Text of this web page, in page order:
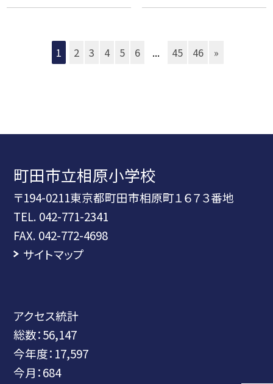
1 2 3 4 5 6 ... 45 46 »
町田市立相原小学校
〒194-0211東京都町田市相原町１６７３番地
TEL. 042-771-2341
FAX. 042-772-4698
サイトマップ
アクセス統計
総数：56,147
今年度： 17,597
今月：684